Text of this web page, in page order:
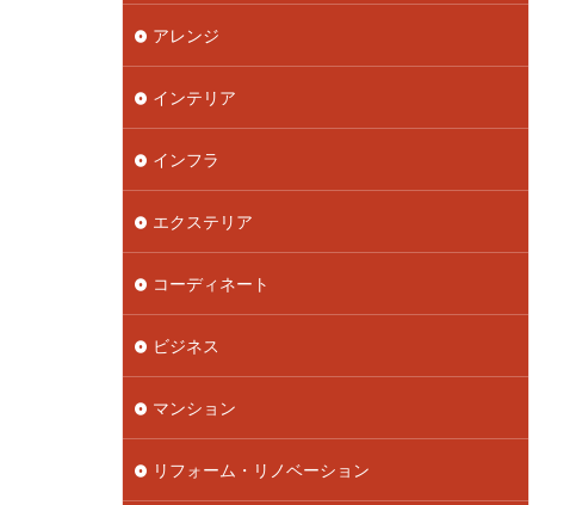
アレンジ
インテリア
インフラ
エクステリア
コーディネート
ビジネス
マンション
リフォーム・リノベーション